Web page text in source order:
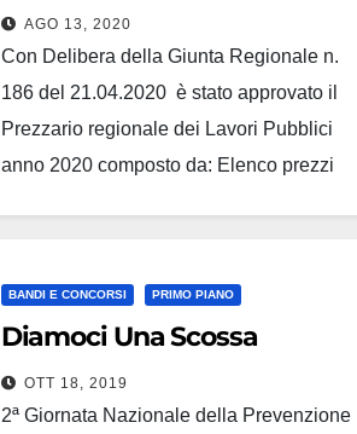
AGO 13, 2020
Con Delibera della Giunta Regionale n.
186 del 21.04.2020 è stato approvato il
Prezzario regionale dei Lavori Pubblici
anno 2020 composto da: Elenco prezzi
Il precedente prezzario dei lavori pubblici
in Campania…
BANDI E CONCORSI PRIMO PIANO
Diamoci Una Scossa
OTT 18, 2019
2ª Giornata Nazionale della Prevenzione